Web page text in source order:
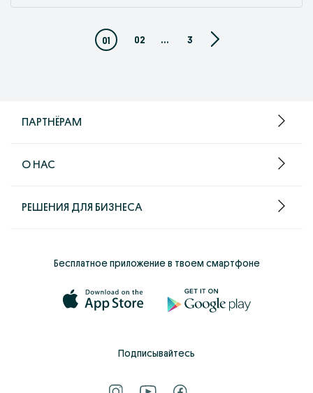
01 02 ... 3
ПАРТНЁРАМ
О НАС
РЕШЕНИЯ ДЛЯ БИЗНЕСА
Бесплатное приложение в твоем смартфоне
Подписывайтесь